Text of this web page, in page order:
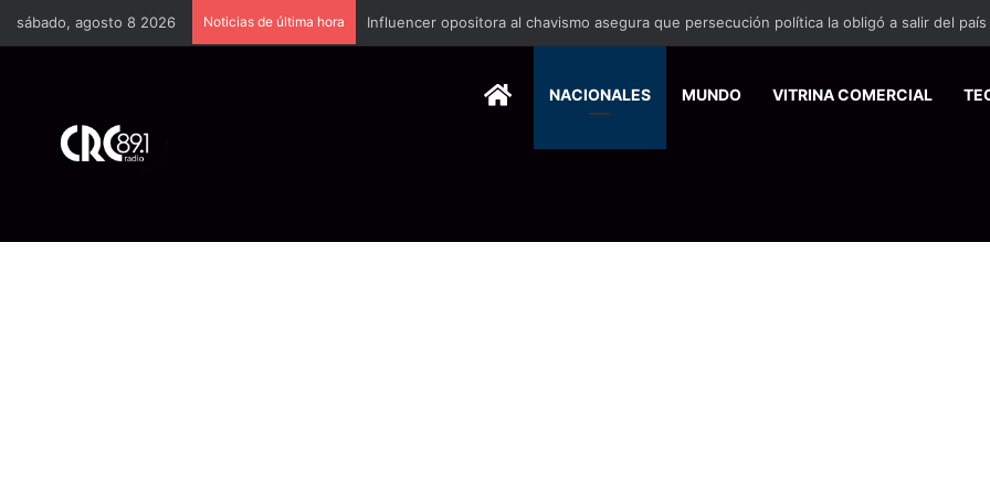
sábado, agosto 8 2026 Noticias de última hora Industria plástica se suma a la economía circular
HOMENACIONALES MUNDO VITRINA COMERCIAL